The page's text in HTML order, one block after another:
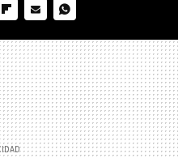
MAIL